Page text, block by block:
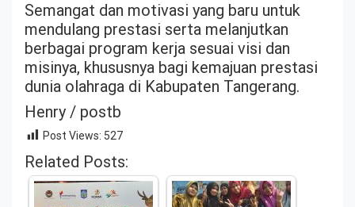
Semangat dan motivasi yang baru untuk
mendulang prestasi serta melanjutkan
berbagai program kerja sesuai visi dan
misinya, khususnya bagi kemajuan prestasi
dunia olahraga di Kabupaten Tangerang.
Henry / postb
Post Views: 527
Related Posts: